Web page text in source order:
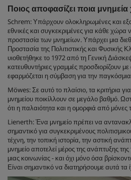
Ποιος αποφασίζει ποια
Schrem: Υπάρχουν ολοκληρωμένες και
εθνικές και συγκεκριμένες για κάθε χώρα
προστασία των μνημείων. Υπάρχει μια
Προστασία της Πολιτιστικής και Φυσικής
υιοθετήθηκε το 1972 από τη Γενική
κατευθυντήριες γραμμές προσδιορίζουν
εφαρμόζεται η σύμβαση για την
Möwes: Σε αυτό το πλαίσιο, τα κριτήρια
μνημείου ποικίλλουν σε μεγάλο βαθμό.
ότι η παλαιότητα και η ομορφιά από μόνες
Lienerth: Ένα μνημείο πρέπει να
σημαντικό για συγκεκριμένους
τέχνη, την τοπική ιστορία, την αστική
μνημείο αποτελεί μέρος της ανάπτυξης
μιας κοινωνίας - και όχι μόνο όσα
Είναι σημαντικό να διατηρήσουμε αυτά τα